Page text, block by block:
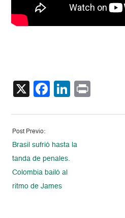
X Facebook
LinkedIn
Post Previo:
Brasil sufrió hasta la
tanda de penales.
Colombia bailó al
ritmo de James